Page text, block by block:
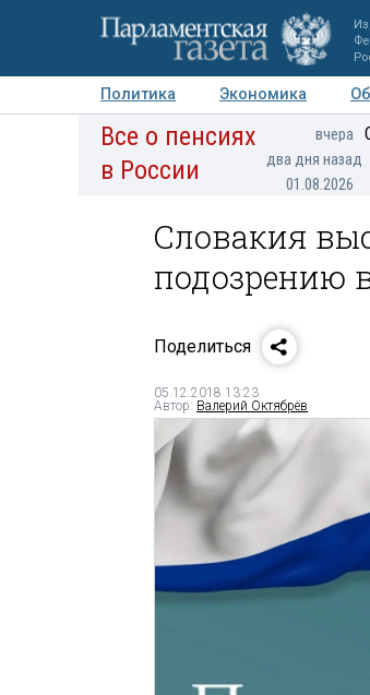
Политика Экономика
Авторы Персоны
Все о пенсиях
в России
вчера
два дня назад
01.08.2026
Словакия
подозрению
Поделиться
05.12.2018 13:23
Автор: Валерий Октябрёв